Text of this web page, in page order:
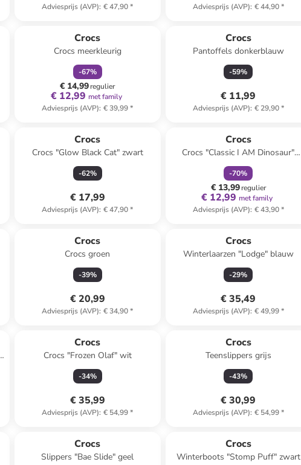
Adviesprijs (AVP): € 47,90* Adviesprijs (AVP): € 44,90*
Crocs
Crocs meerkleurig
-67%
€ 14,99regulier
€ 12,99 met family
Adviesprijs (AVP): € 39,99*
Crocs
Pantoffels donkerblauw
-59%
€ 11,99
Adviesprijs (AVP): € 29,90*
Crocs
Crocs "Glow Black Cat" zwart
-62%
€ 17,99
Adviesprijs (AVP): € 47,90*
Crocs
Crocs "Classic I AM Dinosaur"
groen
-70%
€ 13,99regulier
€ 12,99 met family
Adviesprijs (AVP): € 43,90*
Crocs
Crocs groen
-39%
€ 20,99
Adviesprijs (AVP): € 34,90*
Crocs
Winterlaarzen "Lodge" blauw
-29%
€ 35,49
Adviesprijs (AVP): € 49,99*
Crocs
Crocs "Frozen Olaf" wit
-34%
€ 35,99
Adviesprijs (AVP): € 54,99*
Crocs
Teenslippers grijs
-43%
€ 30,99
Adviesprijs (AVP): € 54,99*
Crocs
Slippers "Bae Slide" geel
Crocs
Winterboots "Stomp Puff" zwart